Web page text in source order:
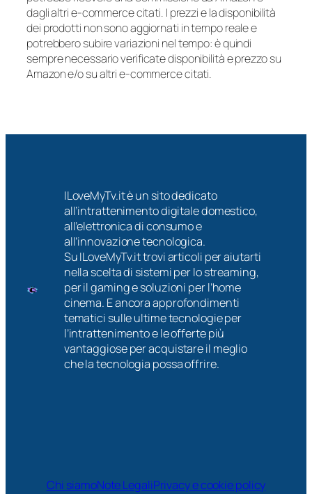
dagli altri e-commerce citati. I prezzi e la disponibilità
dei prodotti non sono aggiornati in tempo reale e
potrebbero subire variazioni nel tempo: è quindi
sempre necessario verificate disponibilità e prezzo su
Amazon e/o su altri e-commerce citati.
ILoveMyTv.it è un sito dedicato
all’intrattenimento digitale domestico,
all’elettronica di consumo e
all’innovazione tecnologica.
Su ILoveMyTv.it trovi articoli per aiutarti
nella scelta di sistemi per lo streaming,
per il gaming e soluzioni per l’home
cinema. E ancora approfondimenti
tematici sulle ultime tecnologie per
l’intrattenimento e le offerte più
vantaggiose per acquistare il meglio
che la tecnologia possa offrire.
Chi siamoNote LegaliPrivacy e cookie policy